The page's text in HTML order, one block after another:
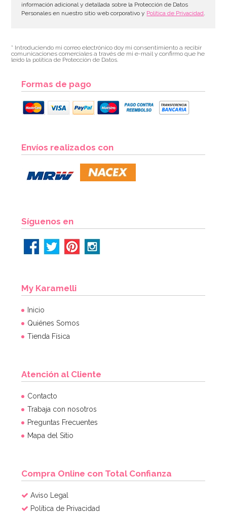
2,00€
información adicional y detallada sobre la Protección de Datos
Personales en nuestro sitio web corporativo y Política de Privacidad.
* Introduciendo mi correo electrónico doy mi consentimiento a recibir
comunicaciones comerciales a través de mi e-mail y confirmo que he
leído la política de Protección de Datos.
Formas de pago
Envíos realizados con
Síguenos en
My Karamelli
Inicio
Quiénes Somos
Tienda Física
Atención al Cliente
Contacto
Trabaja con nosotros
Preguntas Frecuentes
Mapa del Sitio
Compra Online con Total Confianza
Aviso Legal
Política de Privacidad